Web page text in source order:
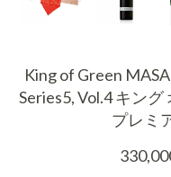
King of Green
Series5, Vol.4 キン
プレミ